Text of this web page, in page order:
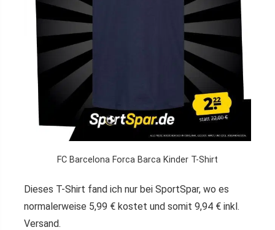
FC Barcelona Forca Barca Kinder T-Shirt
Dieses T-Shirt fand ich nur bei SportSpar, wo es
normalerweise 5,99 € kostet und somit 9,94 € inkl.
Versand.